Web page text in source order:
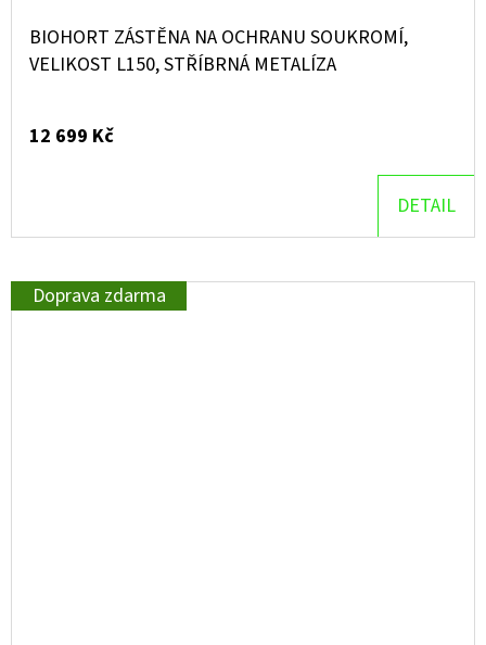
BIOHORT ZÁSTĚNA NA OCHRANU SOUKROMÍ,
VELIKOST L150, STŘÍBRNÁ METALÍZA
12 699 Kč
DETAIL
Doprava zdarma